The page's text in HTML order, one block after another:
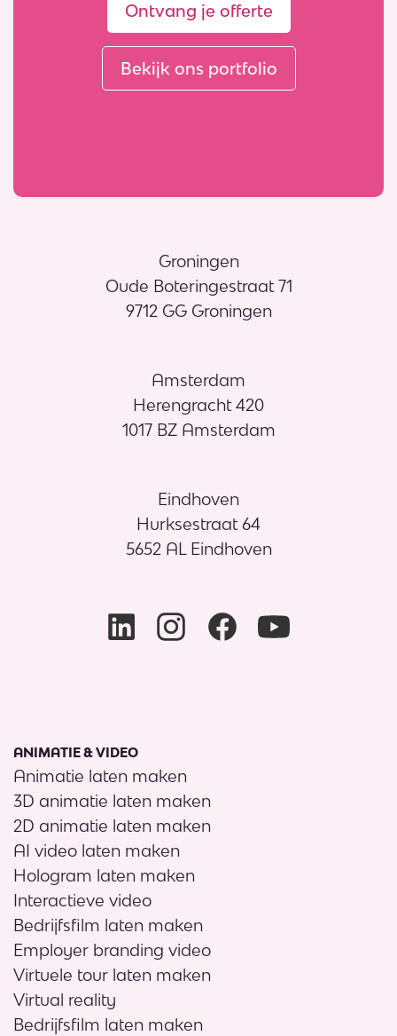
Ontvang je offerte
Bekijk ons portfolio
Groningen
Oude Boteringestraat 71
9712 GG Groningen
Amsterdam
Herengracht 420
1017 BZ Amsterdam
Eindhoven
Hurksestraat 64
5652 AL Eindhoven
ANIMATIE & VIDEO
Animatie laten maken
3D animatie laten maken
2D animatie laten maken
AI video laten maken
Hologram laten maken
Interactieve video
Bedrijfsfilm laten maken
Employer branding video
Virtuele tour laten maken
Virtual reality
Bedrijfsfilm laten maken